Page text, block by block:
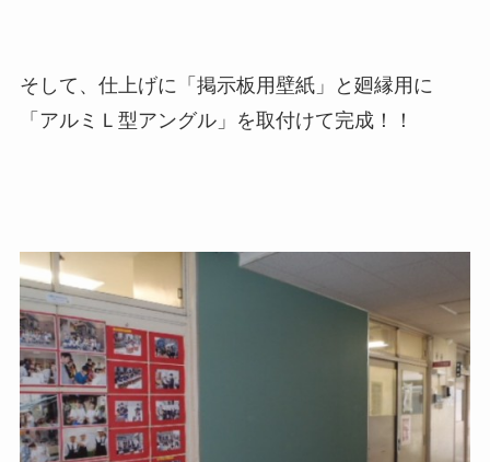
そして、仕上げに「掲示板用壁紙」と廻縁用に
「アルミＬ型アングル」を取付けて完成！！